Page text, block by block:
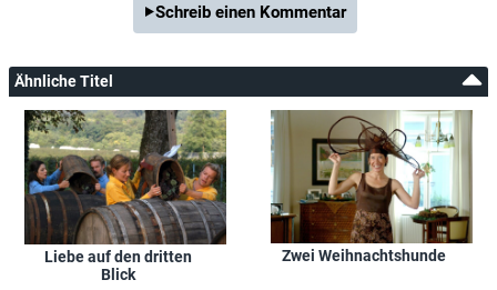
Schreib einen Kommentar
Ähnliche Titel
Liebe auf den dritten
Blick
Zwei Weihnachtshunde